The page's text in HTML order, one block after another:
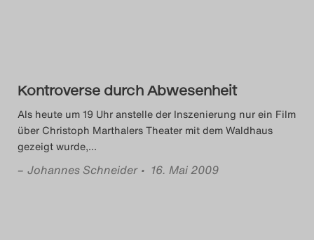
Kontroverse durch Abwesenheit
Als heute um 19 Uhr anstelle der Inszenierung nur ein Film
über Christoph Marthalers Theater mit dem Waldhaus
gezeigt wurde,…
– Johannes Schneider • 16. Mai 2009